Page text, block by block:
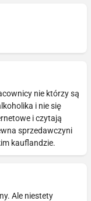
nie którzy są
i nie się
i czytają
sprzedawczyni
kauflandzie.
Ale niestety